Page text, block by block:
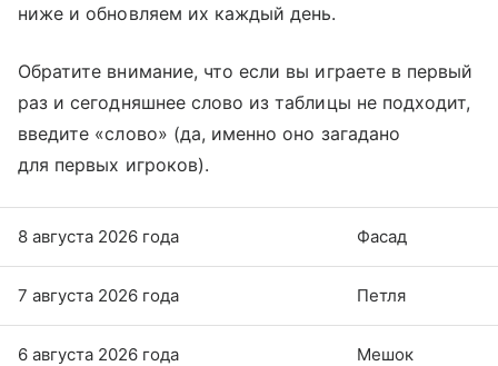
ниже и обновляем их каждый день.
Обратите внимание, что если вы играете в первый
раз и сегодняшнее слово из таблицы не подходит,
введите «слово» (да, именно оно загадано
для первых игроков).
8 августа 2026 года Фасад
7 августа 2026 года Петля
6 августа 2026 года Мешок